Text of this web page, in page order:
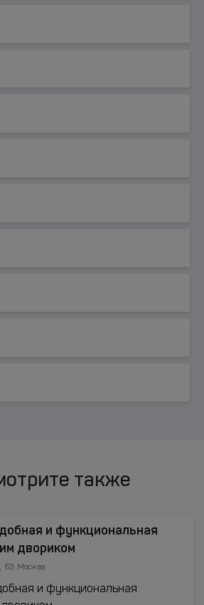
также
и функциональная
двориком
63, Москва